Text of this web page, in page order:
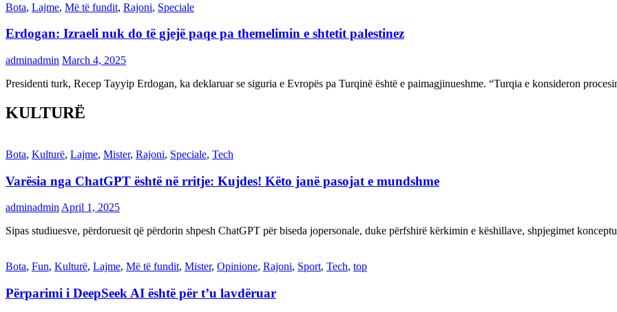
Bota, Lajme, Më të fundit, Rajoni, Speciale
Erdogan: Izraeli nuk do të gjejë paqe pa themelimin e shtetit palestinez
adminadmin March 4, 2025
Presidenti turk, Recep Tayyip Erdogan, ka deklaruar se siguria e Evropës pa Turqinë është e paimagjinueshme. “Turqia e konsideron
KULTURË
Bota, Kulturë, Lajme, Mister, Rajoni, Speciale, Tech
Varësia nga ChatGPT është në rritje: Kujdes! Këto janë pasojat e mundshme
adminadmin April 1, 2025
Sipas studiuesve, përdoruesit që përdorin shpesh ChatGPT për biseda jopersonale, duke përfshirë kërkimin e këshillave, shpjegimet
Bota, Fun, Kulturë, Lajme, Më të fundit, Mister, Opinione, Rajoni, Sport, Tech, top
Përparimi i DeepSeek AI është për t’u lavdëruar